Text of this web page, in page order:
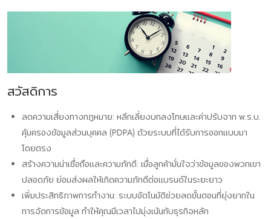
สวัสดิการ
ลดความเสี่ยงทางกฎหมาย: หลีกเลี่ยงบทลงโทษและค่าปรับจาก พ.ร.บ.
คุ้มครองข้อมูลส่วนบุคคล (PDPA) ด้วยระบบที่ได้รับการออกแบบมา
โดยตรง
สร้างความน่าเชื่อถือและความภักดี: เมื่อลูกค้ามั่นใจว่าข้อมูลของพวกเขา
ปลอดภัย ย่อมส่งผลให้เกิดความภักดีต่อแบรนด์ในระยะยาว
เพิ่มประสิทธิภาพการทำงาน: ระบบอัตโนมัติช่วยลดขั้นตอนที่ยุ่งยากใน
การจัดการข้อมูล ทำให้คุณมีเวลาไปมุ่งเน้นกับธุรกิจหลัก